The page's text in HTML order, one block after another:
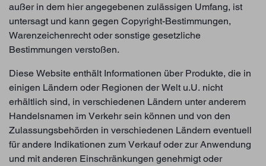
außer in dem hier angegebenen zulässigen Umfang, ist
untersagt und kann gegen Copyright-Bestimmungen,
Warenzeichenrecht oder sonstige gesetzliche
Bestimmungen verstoßen.
Diese Website enthält Informationen über Produkte, die in
einigen Ländern oder Regionen der Welt u.U. nicht
erhältlich sind, in verschiedenen Ländern unter anderem
Handelsnamen im Verkehr sein können und von den
Zulassungsbehörden in verschiedenen Ländern eventuell
für andere Indikationen zum Verkauf oder zur Anwendung
und mit anderen Einschränkungen genehmigt oder